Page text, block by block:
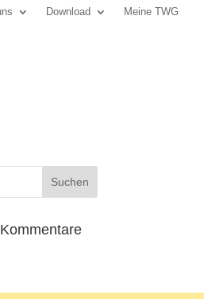
Download Meine TWG